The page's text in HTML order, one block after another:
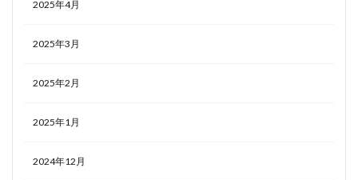
2025年4月
2025年3月
2025年2月
2025年1月
2024年12月